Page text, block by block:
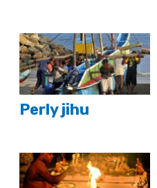
Perly jihu